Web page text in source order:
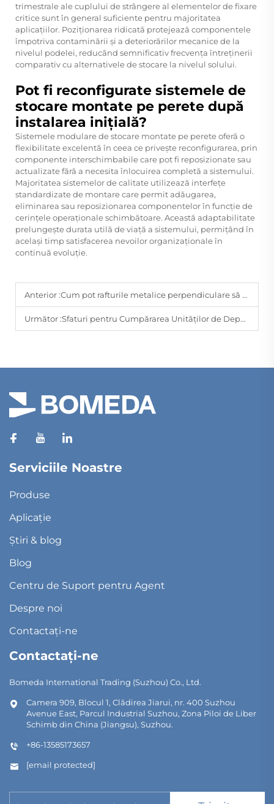
trimestrale ale cuplului de strângere al elementelor de fixare
critice sunt în general suficiente pentru majoritatea
aplicațiilor. Poziționarea ridicată protejează componentele
împotriva contaminării și a deteriorărilor mecanice de la
nivelul podelei, reducând semnificativ frecvența întreținerii
comparativ cu alternativele de stocare la nivelul solului.
Pot fi reconfigurate sistemele de
stocare montate pe perete după
instalarea inițială?
Sistemele modulare de stocare montate pe perete oferă o
flexibilitate excelentă în ceea ce privește reconfigurarea, prin
componente interschimbabile care pot fi reposizionate sau
actualizate fără a necesita înlocuirea completă a sistemului.
Majoritatea sistemelor de calitate utilizează interfețe
standardizate de montare care permit adăugarea,
eliminarea sau reposizionarea componentelor în funcție de
cerințele operaționale schimbătoare. Această adaptabilitate
prelungește durata utilă de viață a sistemului, permițând în
același timp satisfacerea nevoilor organizaționale în
continuă evoluție.
Anterior :Cum pot rafturile metalice perpendiculare să optimizeze spațiile industriale și domestice
Următor :Sfaturi pentru Cumpărarea Unităților de Depozitare: Explicații despre Materiale, Dimensiuni și Așezări
Serviciile Noastre
Produse
Aplicație
Știri & blog
Blog
Centru de Suport pentru Agent
Despre noi
Contactați-ne
Contactați-ne
Bomeda International Trading (Suzhou) Co., Ltd.
Camera 909, Blocul 1, Clădirea Jiarui, nr. 400 Suzhou
Avenue East, Parcul Industrial Suzhou, Zona Piloi de Liber
Schimb din China (Jiangsu), Suzhou.
+86-13585173657
[email protected]